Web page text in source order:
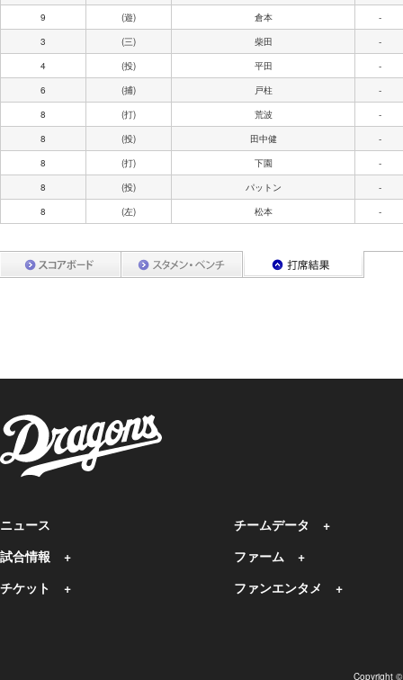
9
(遊) 倉本
-
3
(三) 柴田
-
4
(投) 平田
-
6
(捕) 戸柱
-
8
(打) 荒波
-
8
(投) 田中健
-
8
(打) 下園
-
8
(投) パットン
-
8
(左) 松本 -
ニュース
試合情報
チケット
チームデータ
ファーム
ファンエンタメ
Copyright